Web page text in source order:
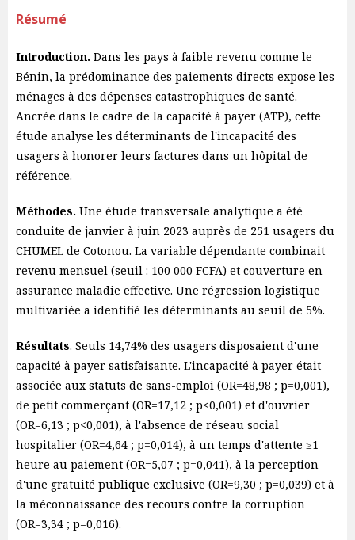
Résumé
Introduction. Dans les pays à faible revenu comme le
Bénin, la prédominance des paiements directs expose les
ménages à des dépenses catastrophiques de santé.
Ancrée dans le cadre de la capacité à payer (ATP), cette
étude analyse les déterminants de l'incapacité des
usagers à honorer leurs factures dans un hôpital de
référence.
Méthodes. Une étude transversale analytique a été
conduite de janvier à juin 2023 auprès de 251 usagers du
CHUMEL de Cotonou. La variable dépendante combinait
revenu mensuel (seuil : 100 000 FCFA) et couverture en
assurance maladie effective. Une régression logistique
multivariée a identifié les déterminants au seuil de 5%.
Résultats. Seuls 14,74% des usagers disposaient d'une
capacité à payer satisfaisante. L'incapacité à payer était
associée aux statuts de sans-emploi (OR=48,98 ; p=0,001),
de petit commerçant (OR=17,12 ; p<0,001) et d'ouvrier
(OR=6,13 ; p<0,001), à l'absence de réseau social
hospitalier (OR=4,64 ; p=0,014), à un temps d'attente ≥1
heure au paiement (OR=5,07 ; p=0,041), à la perception
d'une gratuité publique exclusive (OR=9,30 ; p=0,039) et à
la méconnaissance des recours contre la corruption
(OR=3,34 ; p=0,016).